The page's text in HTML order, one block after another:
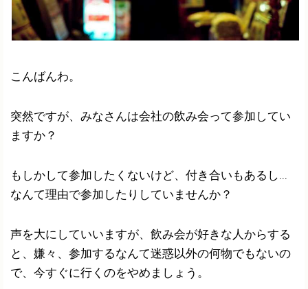
こんばんわ。
突然ですが、みなさんは会社の飲み会って参加してい
ますか？
もしかして参加したくないけど、付き合いもあるし...
なんて理由で参加したりしていませんか？
声を大にしていいますが、飲み会が好きな人からする
と、嫌々、参加するなんて迷惑以外の何物でもないの
で、今すぐに行くのをやめましょう。